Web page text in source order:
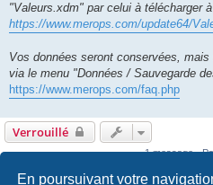
En poursuivant votre
"Valeurs.xdm" par celui à télécharger
https://www.merops.com/update64/
Vos données seront conservées, mais
via le menu "Données / Sauvegarde
https://www.merops.com/faq.php
Verrouillé
1 message •